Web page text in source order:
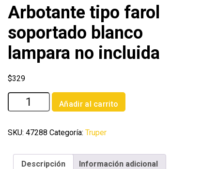
Arbotante tipo farol
soportado blanco
lampara no incluida
$329
Arbotante
tipo
soportado
lampara
Añadir al carrito
SKU: 47288 Categoría: Truper
Descripción Información adicional